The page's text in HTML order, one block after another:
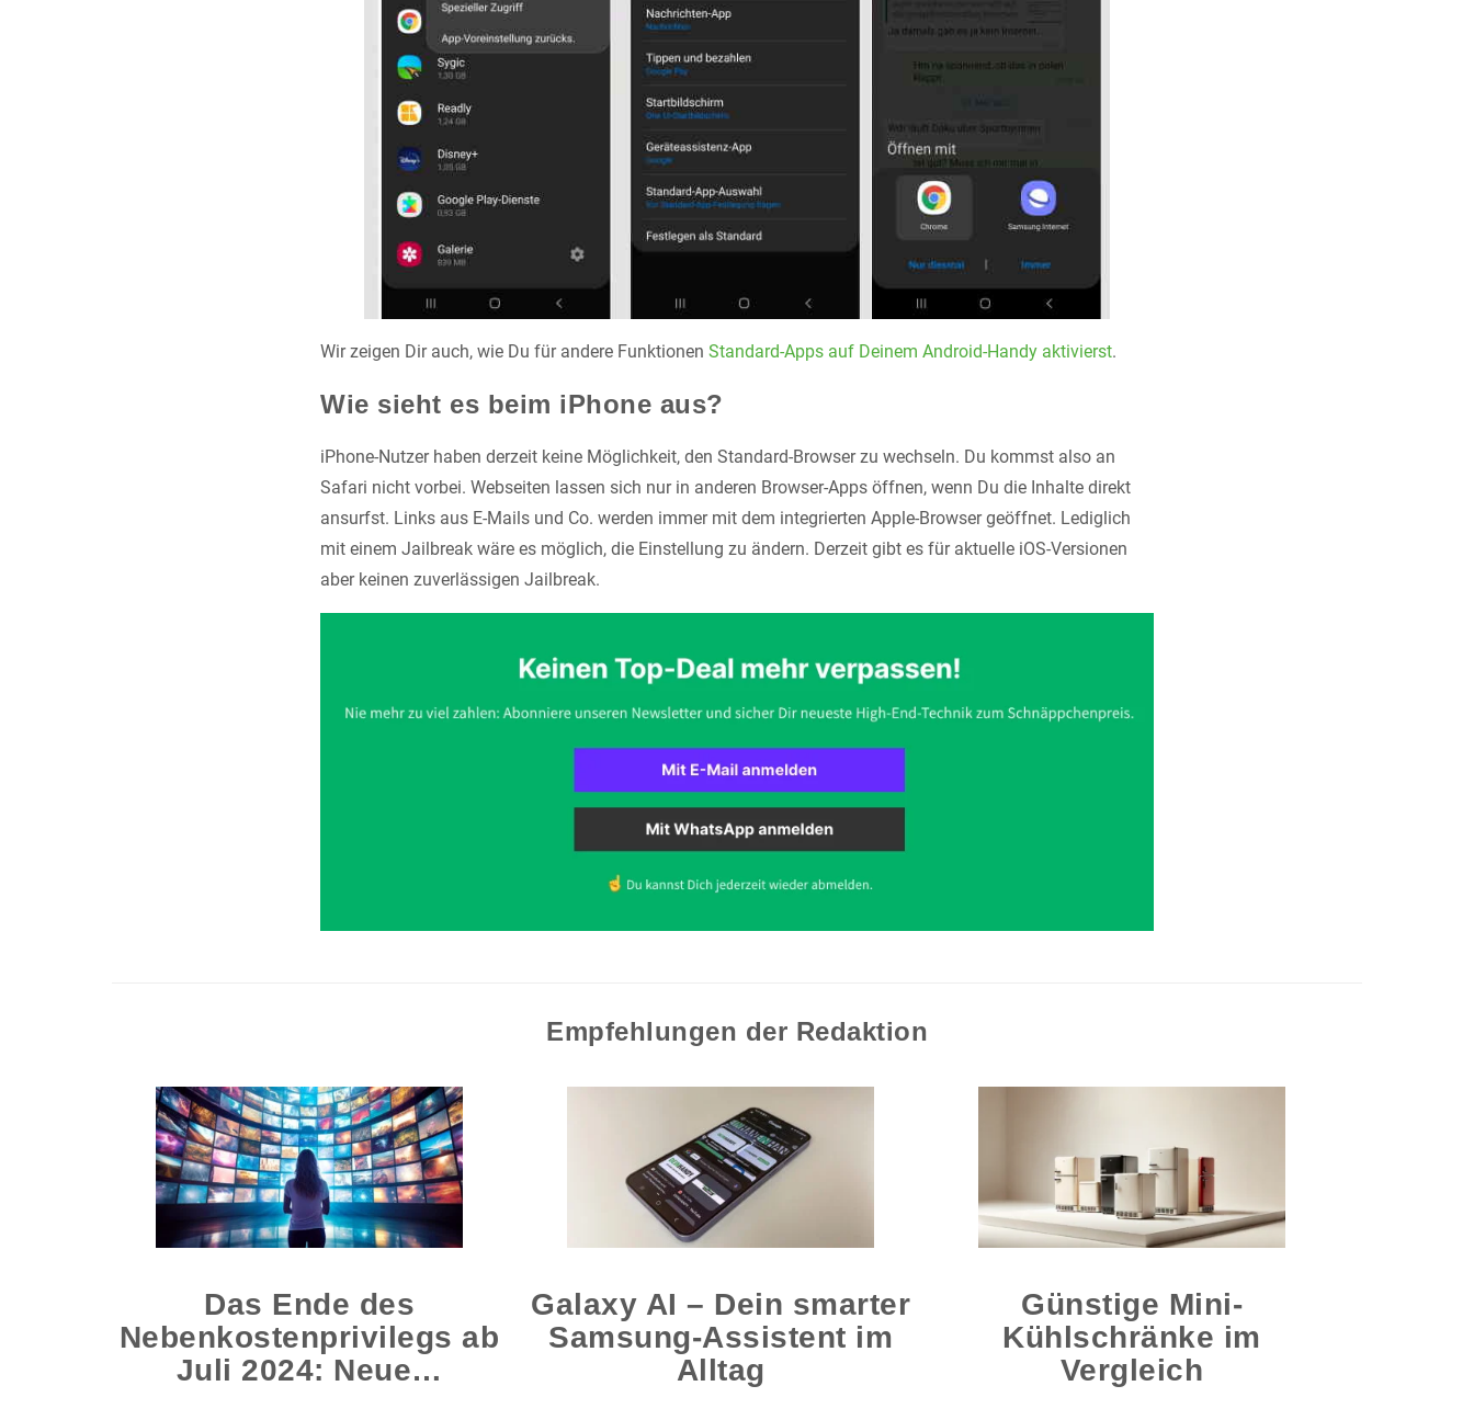
Wir zeigen Dir auch, wie Du für andere Funktionen Standard-Apps auf Deinem Android-Handy aktivierst.
Wie sieht es beim iPhone aus?
iPhone-Nutzer haben derzeit keine Möglichkeit, den Standard-Browser zu wechseln. Du kommst also an
Safari nicht vorbei. Webseiten lassen sich nur in anderen Browser-Apps öffnen, wenn Du die Inhalte direkt
ansurfst. Links aus E-Mails und Co. werden immer mit dem integrierten Apple-Browser geöffnet. Lediglich
mit einem Jailbreak wäre es möglich, die Einstellung zu ändern. Derzeit gibt es für aktuelle iOS-Versionen
aber keinen zuverlässigen Jailbreak.
Empfehlungen der Redaktion
Das Ende des
Nebenkostenprivilegs ab
Juli 2024: Neue…
Galaxy AI – Dein smarter
Samsung-Assistent im
Alltag
Günstige Mini-
Kühlschränke im
Vergleich